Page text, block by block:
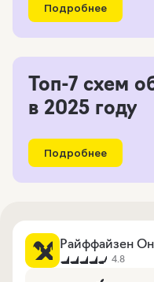
Подробнее
Топ-7 схем
в 2025 году
Подробнее
Райффайзен
4.8